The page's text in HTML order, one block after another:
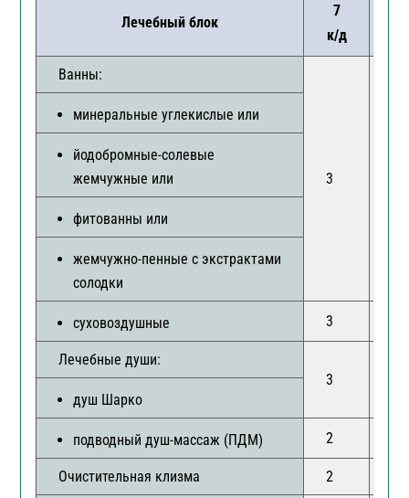
Лечебный блок
7
к/д
Ванны:
3
минеральные углекислые или
йодобромные-солевые
жемчужные или
фитованны или
жемчужно-пенные с экстрактами
солодки
суховоздушные 3
Лечебные души:
3
душ Шарко
подводный душ-массаж (ПДМ) 2
Очистительная клизма 2